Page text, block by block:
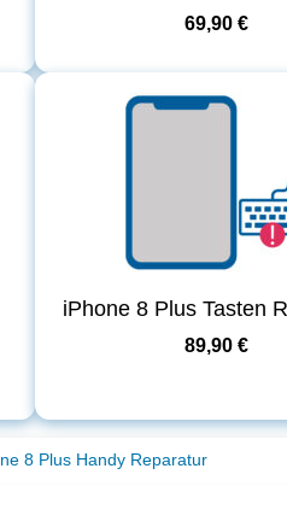
69,90 €
iPhone 8 Plus Tasten
89,90 €
8 Plus Handy Reparatur